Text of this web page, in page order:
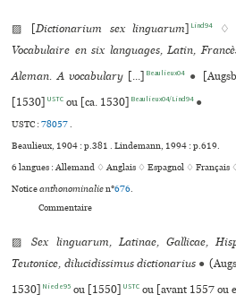
▨ [Dictionarium sex linguarum] Lind94
Vocabulaire en six languages, Latin,
Aleman. A vocabulary [...] Beaulieux04 ●
[1530] USTC ou [ca. 1530] Beaulieux04/Lind94 ●
USTC :78057.
Beaulieux, 1904 : p.381 . Lindemann, 1994 : p.619.
6 langues :Allemand ♢Anglais ♢Espagnol ♢Français
Noticeanthonominalien°676.
Commentaire
▨Sex linguarum, Latinae, Gallicae,
Teutonice, dilucidissimus dictionarius ●
1530] Niede95 ou [1550] USTC ou [avant 1557 ou